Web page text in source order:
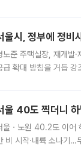
울시, 정부에 정
노준 주택실장, 재개발
급 확대 방침을 거듭 강
울 40도 찍더니
울ㆍ노원 40.2도 이어
비 시작·내륙 소나기…